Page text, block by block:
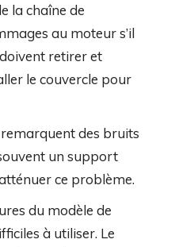
la chaîne de
au moteur s’il
retirer et
le couvercle pour
des bruits
un support
ce problème.
du modèle de
à utiliser. Le